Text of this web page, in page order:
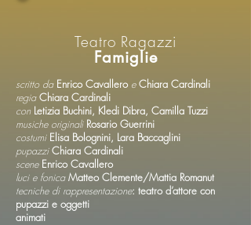
Teatro Ragazzi
Famiglie
scritto da Enrico Cavallero eChiara Cardinali
regiaChiara Cardinali
con Letizia Buchini, Kledi Dibra, Camilla Tuzzi
musiche originali Rosario Guerrini
costumi Elisa Bolognini, Lara Baccaglini
pupazziChiara Cardinali
scene Enrico Cavallero
luci e fonicaMatteo Clemente/Mattia Romanut
tecniche di rappresentazione: teatro d’attore con
pupazzi e oggetti
animati